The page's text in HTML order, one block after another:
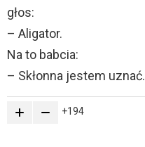
głos:
– Aligator.
Na to babcia:
– Skłonna jestem uznać.
194